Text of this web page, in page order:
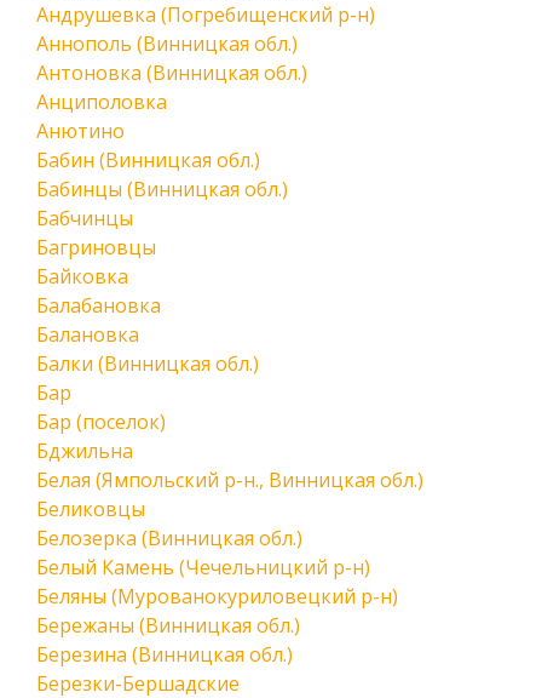
Андрушевка (Погребищенский р-н)
Аннополь (Винницкая обл.)
Антоновка (Винницкая обл.)
Анциполовка
Анютино
Бабин (Винницкая обл.)
Бабинцы (Винницкая обл.)
Бабчинцы
Багриновцы
Байковка
Балабановка
Балановка
Балки (Винницкая обл.)
Бар
Бар (поселок)
Бджильна
Белая (Ямпольский р-н., Винницкая обл.)
Беликовцы
Белозерка (Винницкая обл.)
Белый Камень (Чечельницкий р-н)
Беляны (Мурованокуриловецкий р-н)
Бережаны (Винницкая обл.)
Березина (Винницкая обл.)
Березки-Бершадские